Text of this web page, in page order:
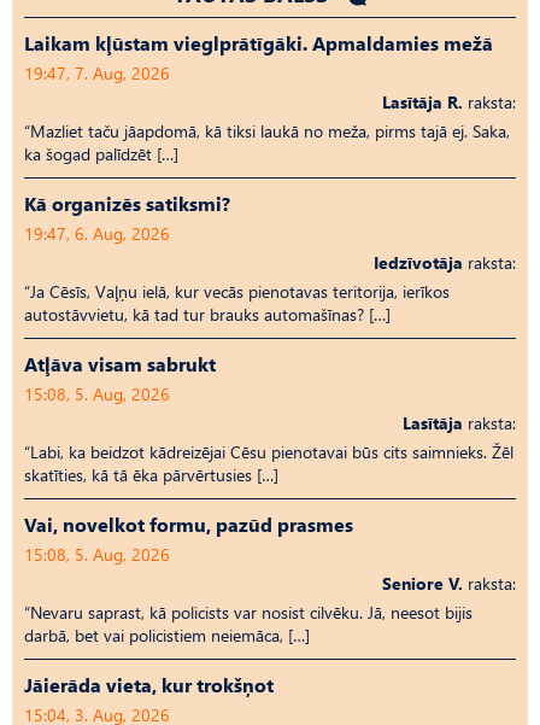
Laikam kļūstam vieglprātīgāki. Apmaldamies mežā
19:47, 7. Aug, 2026
Lasītāja R. raksta:
“Mazliet taču jāapdomā, kā tiksi laukā no meža, pirms tajā ej. Saka,
ka šogad palīdzēt […]
Kā organizēs satiksmi?
19:47, 6. Aug, 2026
Iedzīvotāja raksta:
“Ja Cēsīs, Vaļņu ielā, kur vecās pienotavas teritorija, ierīkos
autostāvvietu, kā tad tur brauks automašīnas? […]
Atļāva visam sabrukt
15:08, 5. Aug, 2026
Lasītāja raksta:
“Labi, ka beidzot kādreizējai Cēsu pienotavai būs cits saimnieks. Žēl
skatīties, kā tā ēka pārvērtusies […]
Vai, novelkot formu, pazūd prasmes
15:08, 5. Aug, 2026
Seniore V. raksta:
“Nevaru saprast, kā policists var nosist cilvēku. Jā, neesot bijis
darbā, bet vai policistiem neiemāca, […]
Jāierāda vieta, kur trokšņot
15:04, 3. Aug, 2026